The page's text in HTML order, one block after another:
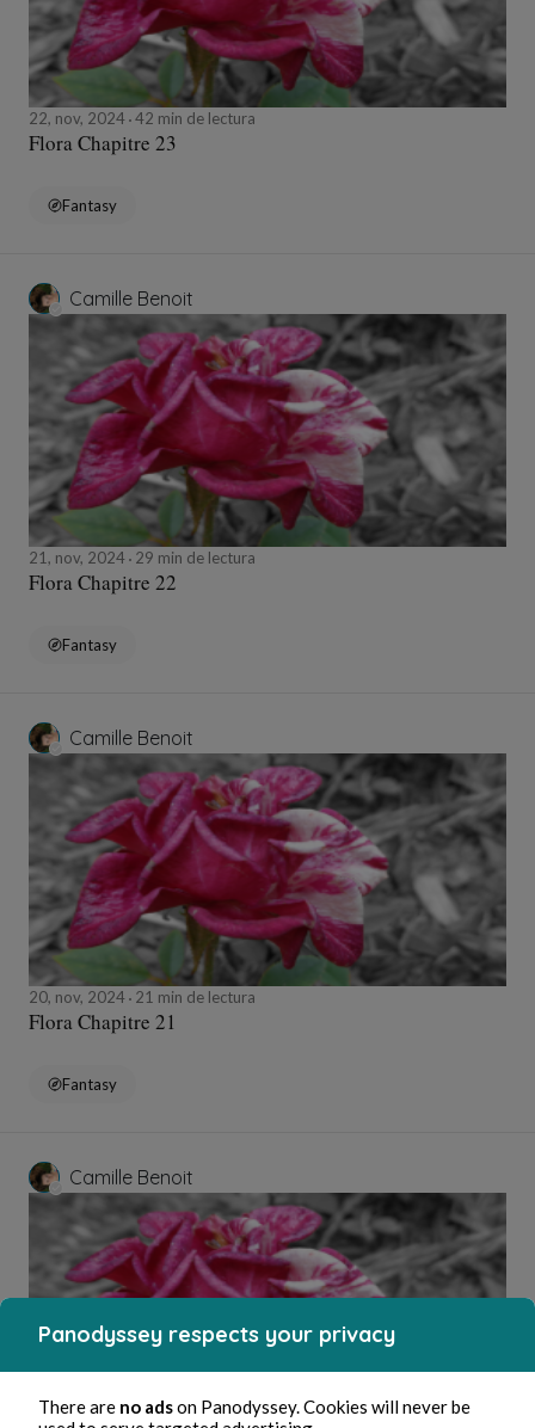
22, nov, 2024 42 min de lectura
Flora Chapitre 23
Fantasy
Camille Benoit
21, nov, 2024 29 min de lectura
Flora Chapitre 22
Fantasy
Camille Benoit
20, nov, 2024 21 min de lectura
Flora Chapitre 21
Fantasy
Camille Benoit
Panodyssey respects your privacy
There are no adson Panodyssey. Cookies will never be